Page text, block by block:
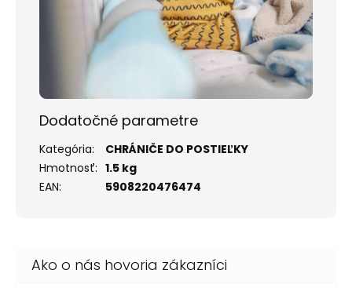
Dodatočné parametre
Kategória:
CHRÁNIČE DO POSTIEĽKY
Hmotnosť: 1.5 kg
EAN: 5908220476474